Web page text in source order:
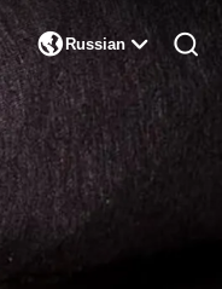
Russian 